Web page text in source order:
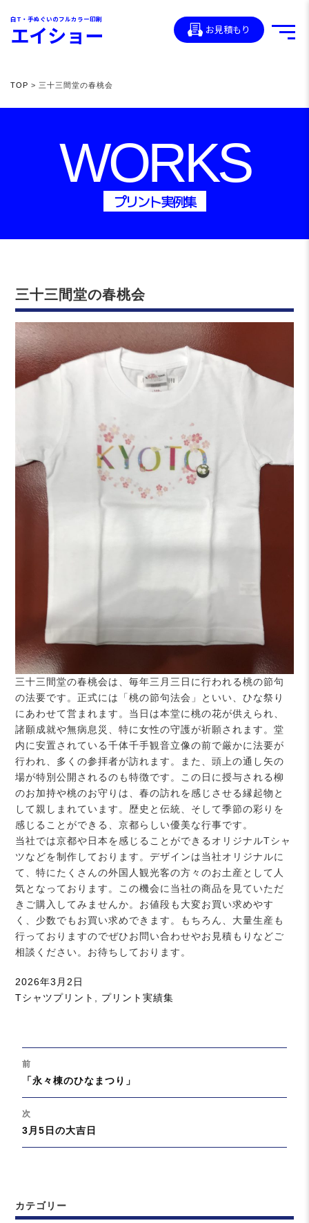
白T・手ぬぐいのフルカラー印刷
エイショー お見積もり
TOP > 三十三間堂の春桃会
WORKS
プリント実例集
三十三間堂の春桃会
三十三間堂の春桃会は、毎年三月三日に行われる桃の節句
の法要です。正式には「桃の節句法会」といい、ひな祭り
にあわせて営まれます。当日は本堂に桃の花が供えられ、
諸願成就や無病息災、特に女性の守護が祈願されます。堂
内に安置されている千体千手観音立像の前で厳かに法要が
行われ、多くの参拝者が訪れます。また、頭上の通し矢の
場が特別公開されるのも特徴です。この日に授与される柳
のお加持や桃のお守りは、春の訪れを感じさせる縁起物と
して親しまれています。歴史と伝統、そして季節の彩りを
感じることができる、京都らしい優美な行事です。
当社では京都や日本を感じることができるオリジナルTシャ
ツなどを制作しております。デザインは当社オリジナルに
て、特にたくさんの外国人観光客の方々のお土産として人
気となっております。この機会に当社の商品を見ていただ
きご購入してみませんか。お値段も大変お買い求めやす
く、少数でもお買い求めできます。もちろん、大量生産も
行っておりますのでぜひお問い合わせやお見積もりなどご
相談ください。お待ちしております。
投
稿
2026年3月2日
カ
ー
Tシャツプリント プリント実績集
稿
ゲ
ー
シ
前
過
去
の
投
稿:
「永々棟のひなまつり」
次
次
の
3月5日の大吉日
カテゴリー